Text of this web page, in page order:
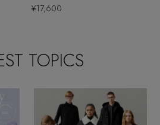
UP
け感
買えないアイテム
ック
¥17,600
TOPICS